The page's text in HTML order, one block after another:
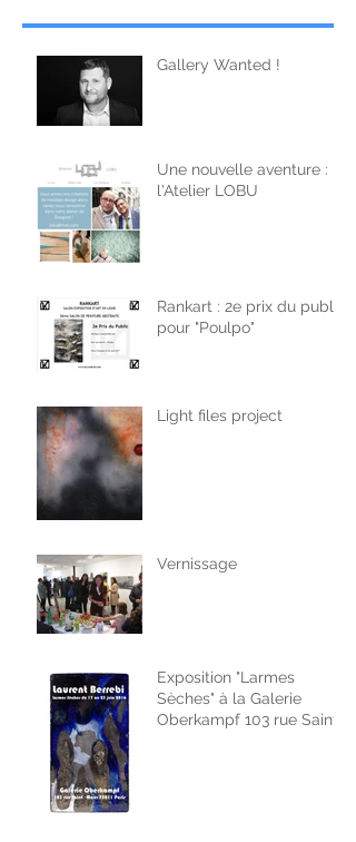
Gallery Wanted !
Une nouvelle aventure :
l'Atelier LOBU
Rankart : 2e prix du public
pour "Poulpo"
Light files project
Vernissage
Exposition "Larmes
Sèches" à la Galerie
Oberkampf 103 rue Saint